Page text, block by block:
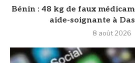
Bénin : 48 kg de faux
aide-soignante à
8 août 2026